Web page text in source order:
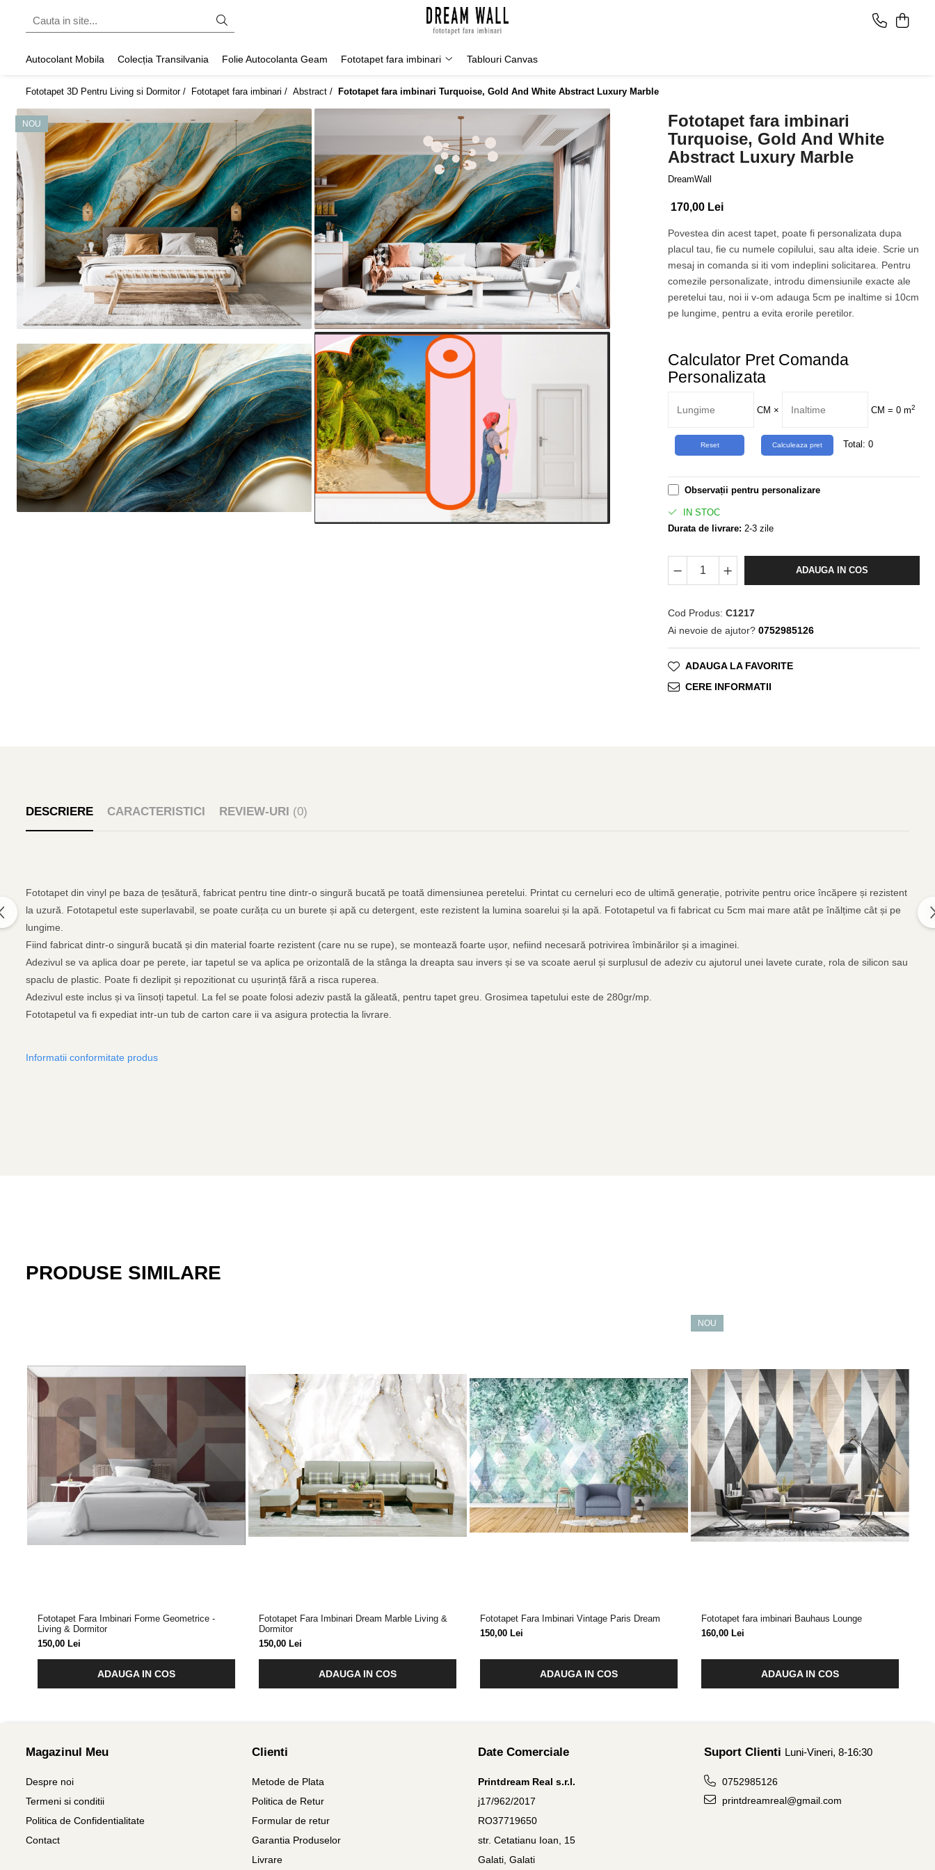
Abstract
Arhitectura
Fluid Art
Forme Geometrice
Fototapet 3D
Frescă
Frunze
Natura
Peisaj
Pentru copii
Tropical
Autocolant Mobila Colecția Transilvania Folie Autocolanta Geam Fototapet fara imbinari Tablouri Canvas
Fototapet 3D Pentru Living si Dormitor / Fototapet fara imbinari / Abstract / Fototapet fara imbinari Turquoise, Gold And White Abstract Luxury Marble
NOU
Fototapet fara imbinari
Turquoise, Gold And White
Abstract Luxury Marble
DreamWall
170,00 Lei
Povestea din acest tapet, poate fi personalizata dupa
placul tau, fie cu numele copilului, sau alta ideie. Scrie un
mesaj in comanda si iti vom indeplini solicitarea. Pentru
comezile personalizate, introdu dimensiunile exacte ale
peretelui tau, noi ii v-om adauga 5cm pe inaltime si 10cm
pe lungime, pentru a evita erorile peretilor.
Calculator Pret Comanda
Personalizata
CM × CM =0 m2
Total:0
Observații pentru personalizare
IN STOC
Durata de livrare: 2-3 zile
ADAUGA IN COS
Cod Produs: C1217
Ai nevoie de ajutor? 0752985126
ADAUGA LA FAVORITE
CERE INFORMATII
DESCRIERE CARACTERISTICI REVIEW-URI (0)
Fototapet din vinyl pe baza de țesătură, fabricat pentru tine dintr-o singură bucată pe toată dimensiunea peretelui. Printat cu cerneluri eco de ultimă generație, potrivite pentru orice încăpere și rezistent
la uzură. Fototapetul este superlavabil, se poate curăța cu un burete și apă cu detergent, este rezistent la lumina soarelui și la apă. Fototapetul va fi fabricat cu 5cm mai mare atât pe înălțime cât și pe
lungime.
Fiind fabricat dintr-o singură bucată și din material foarte rezistent (care nu se rupe), se montează foarte ușor, nefiind necesară potrivirea îmbinărilor și a imaginei.
Adezivul se va aplica doar pe perete, iar tapetul se va aplica pe orizontală de la stânga la dreapta sau invers și se va scoate aerul și surplusul de adeziv cu ajutorul unei lavete curate, rola de silicon sau
spaclu de plastic. Poate fi dezlipit și repozitionat cu ușurință fără a risca ruperea.
Adezivul este inclus și va îinsoți tapetul. La fel se poate folosi adeziv pastă la găleată, pentru tapet greu. Grosimea tapetului este de 280gr/mp.
Fototapetul va fi expediat intr-un tub de carton care ii va asigura protectia la livrare.
Informatii conformitate produs
PRODUSE SIMILARE
Fototapet Fara Imbinari Forme Geometrice -
Living & Dormitor
150,00 Lei
ADAUGA IN COS
Fototapet Fara Imbinari Dream Marble Living &
Dormitor
150,00 Lei
ADAUGA IN COS
Fototapet Fara Imbinari Vintage Paris Dream
150,00 Lei
ADAUGA IN COS
NOU
Fototapet fara imbinari Bauhaus Lounge
160,00 Lei
ADAUGA IN COS
Magazinul Meu
Despre noi
Termeni si conditii
Politica de Confidentialitate
Contact
Clienti
Metode de Plata
Politica de Retur
Formular de retur
Garantia Produselor
Livrare
Date Comerciale
Printdream Real s.r.l.
j17/962/2017
RO37719650
str. Cetatianu Ioan, 15
Galati, Galati
Suport Clienti Luni-Vineri, 8-16:30
0752985126
printdreamreal@gmail.com